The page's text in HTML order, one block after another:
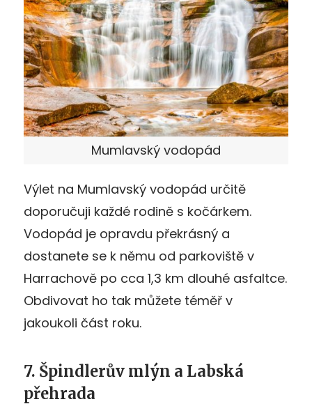
Mumlavský vodopád
Výlet na Mumlavský vodopád určitě
doporučuji každé rodině s kočárkem.
Vodopád je opravdu překrásný a
dostanete se k němu od parkoviště v
Harrachově po cca 1,3 km dlouhé asfaltce.
Obdivovat ho tak můžete téměř v
jakoukoli část roku.
7. Špindlerův mlýn a Labská
přehrada